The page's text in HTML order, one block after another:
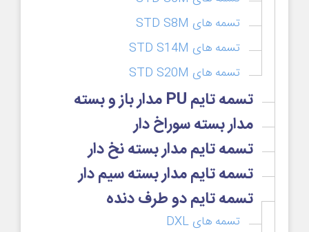
تسمه های STD S8M
تسمه های STD S14M
تسمه های STD S20M
تسمه تایم PU مدار باز و بسته
مدار بسته سوراخ دار
تسمه تایم مدار بسته نخ دار
تسمه تایم مدار بسته سیم دار
تسمه تایم دو طرف دنده
تسمه های DXL